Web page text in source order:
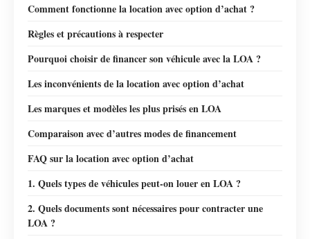
Comment fonctionne la location avec option d’achat ?
Règles et précautions à respecter
Pourquoi choisir de financer son véhicule avec la LOA ?
Les inconvénients de la location avec option d’achat
Les marques et modèles les plus prisés en LOA
Comparaison avec d’autres modes de financement
FAQ sur la location avec option d’achat
1. Quels types de véhicules peut-on louer en LOA ?
2. Quels documents sont nécessaires pour contracter une
LOA ?